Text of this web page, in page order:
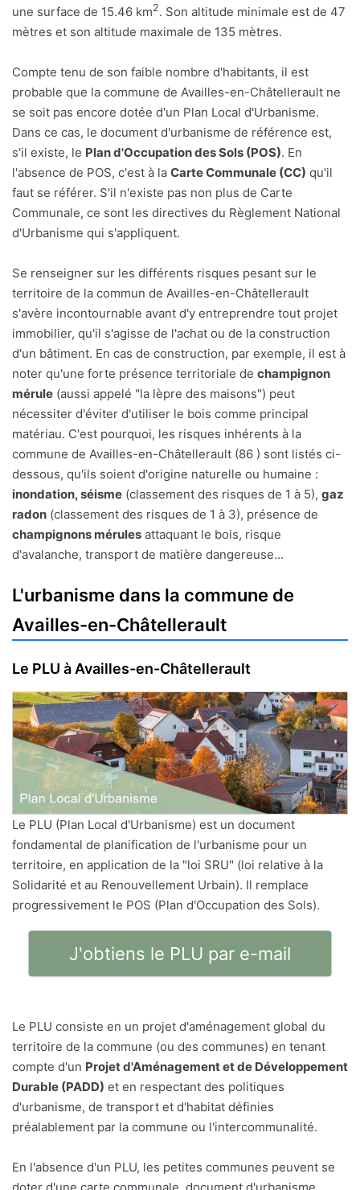
une surface de 15.46 km2. Son altitude minimale est de 47
mètres et son altitude maximale de 135 mètres.
Compte tenu de son faible nombre d'habitants, il est
probable que la commune de Availles-en-Châtellerault ne
se soit pas encore dotée d'un Plan Local d'Urbanisme.
Dans ce cas, le document d'urbanisme de référence est,
s'il existe, le Plan d'Occupation des Sols (POS). En
l'absence de POS, c'est à la Carte Communale (CC) qu'il
faut se référer. S'il n'existe pas non plus de Carte
Communale, ce sont les directives du Règlement National
d'Urbanisme qui s'appliquent.
Se renseigner sur les différents risques pesant sur le
territoire de la commun de Availles-en-Châtellerault
s'avère incontournable avant d'y entreprendre tout projet
immobilier, qu'il s'agisse de l'achat ou de la construction
d'un bâtiment. En cas de construction, par exemple, il est à
noter qu'une forte présence territoriale de champignon
mérule (aussi appelé "la lèpre des maisons") peut
nécessiter d'éviter d'utiliser le bois comme principal
matériau. C'est pourquoi, les risques inhérents à la
commune de Availles-en-Châtellerault (86 ) sont listés ci-
dessous, qu'ils soient d'origine naturelle ou humaine :
inondation, séisme (classement des risques de 1 à 5), gaz
radon (classement des risques de 1 à 3), présence de
champignons mérules attaquant le bois, risque
d'avalanche, transport de matière dangereuse...
L'urbanisme dans la commune de
Availles-en-Châtellerault
Le PLU à Availles-en-Châtellerault
Le PLU (Plan Local d'Urbanisme) est un document
fondamental de planification de l'urbanisme pour un
territoire, en application de la "loi SRU" (loi relative à la
Solidarité et au Renouvellement Urbain). Il remplace
progressivement le POS (Plan d'Occupation des Sols).
J'obtiens le PLU par e-mail
Le PLU consiste en un projet d'aménagement global du
territoire de la commune (ou des communes) en tenant
compte d'un Projet d'Aménagement et de Développement
Durable (PADD) et en respectant des politiques
d'urbanisme, de transport et d'habitat définies
préalablement par la commune ou l'intercommunalité.
En l'absence d'un PLU, les petites communes peuvent se